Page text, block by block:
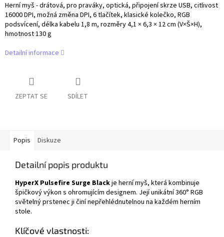
Herní myš - drátová, pro praváky, optická, připojení skrze USB, citlivost
16000 DPI, možná změna DPI, 6 tlačítek, klasické kolečko, RGB
podsvícení, délka kabelu 1,8 m, rozměry 4,1 × 6,3 × 12 cm (V×Š×H),
hmotnost 130 g
Detailní informace
ZEPTAT SE SDÍLET
Popis Diskuze
Detailní popis produktu
HyperX Pulsefire Surge Blackje herní myš, která kombinuje
špičkový výkon s ohromujícím designem. Její unikátní 360° RGB
světelný prstenec ji činí nepřehlédnutelnou na každém herním
stole.
Klíčové vlastnosti: